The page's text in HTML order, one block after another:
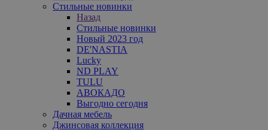
Стильные новинки
Назад
Стильные новинки
Новый 2023 год
DE'NASTIA
Lucky
ND PLAY
TULU
АВОКАДО
Выгодно сегодня
Дачная мебель
Джинсовая коллекция